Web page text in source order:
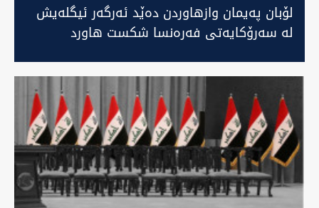
لۆبان پەیمان وازهاوردن دەێد ئەرگەر ئیگلەیش
لە سەرۆکایەتی فەرەنسا شکست هاورد